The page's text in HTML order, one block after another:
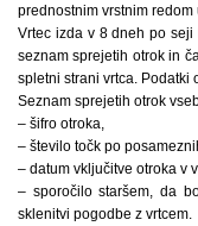
prednostnim vrstnim redom
Vrtec izda v 8 dneh po
seznam sprejetih otrok in
spletni strani vrtca. Podatki
Seznam sprejetih otrok
– šifro otroka,
– število točk po
– datum vključitve otroka v
– sporočilo staršem, da
sklenitvi pogodbe z vrtcem.